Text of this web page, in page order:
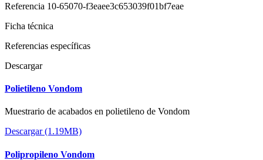
Referencia 10-65070-f3eaee3c653039f01bf7eae
Ficha técnica
Referencias específicas
Descargar
Polietileno Vondom
Muestrario de acabados en polietileno de Vondom
Descargar (1.19MB)
Polipropileno Vondom